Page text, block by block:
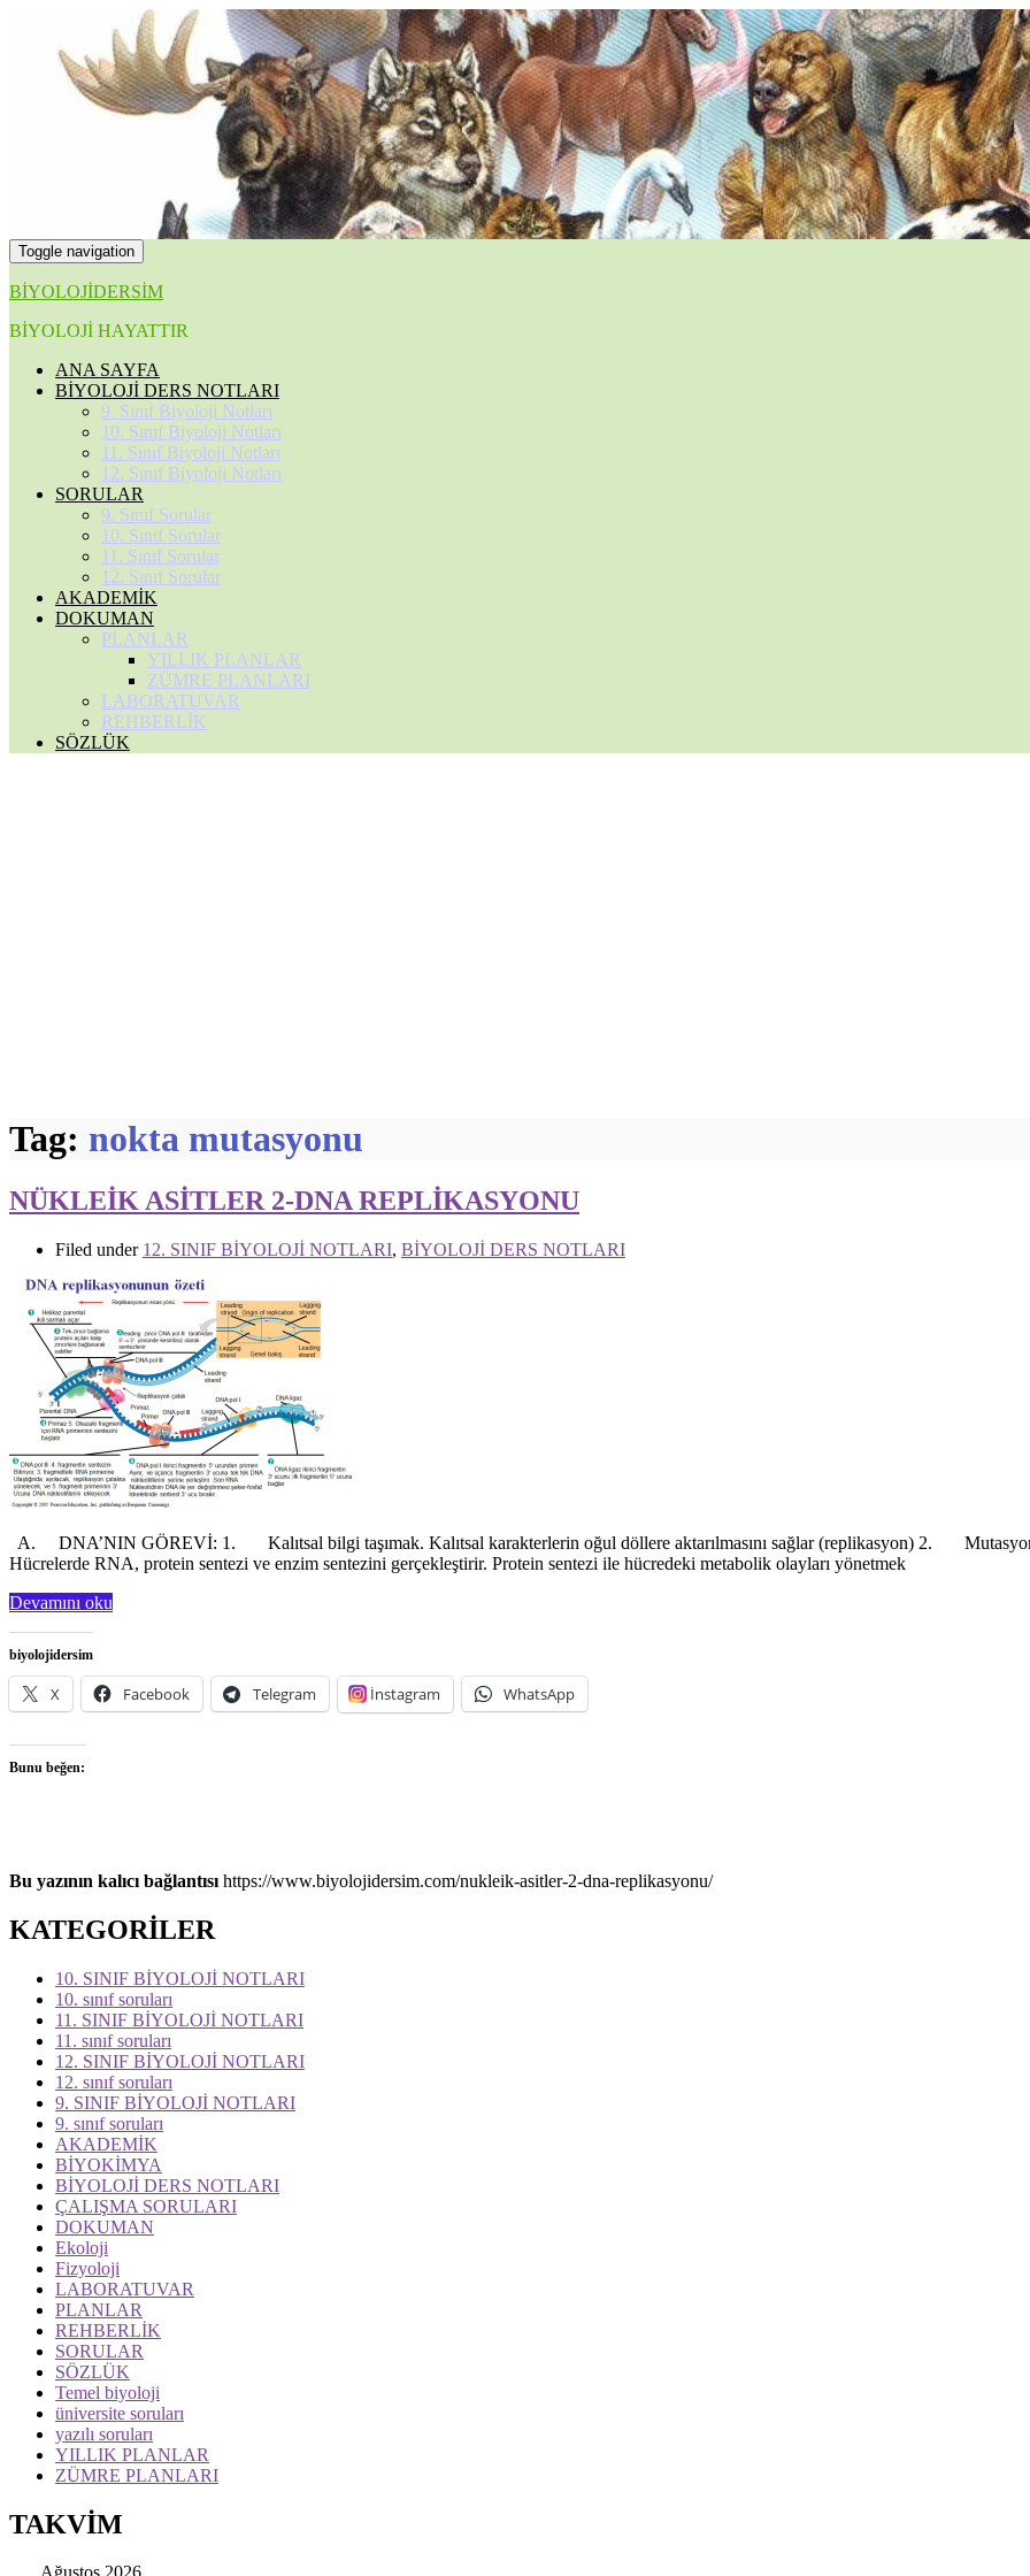
Toggle navigation
BİYOLOJİDERSİM
BİYOLOJİ HAYATTIR
ANA SAYFA
BİYOLOJİ DERS NOTLARI
9. Sınıf Biyoloji Notları
10. Sınıf Biyoloji Notları
11. Sınıf Biyoloji Notları
12. Sınıf Biyoloji Notları
SORULAR
9. Sınıf Sorular
10. Sınıf Sorular
11. Sınıf Sorular
12. Sınıf Sorular
AKADEMİK
DOKUMAN
PLANLAR
YILLIK PLANLAR
ZÜMRE PLANLARI
LABORATUVAR
REHBERLİK
SÖZLÜK
Tag: nokta mutasyonu
NÜKLEİK ASİTLER 2-DNA REPLİKASYONU
Filed under 12. SINIF BİYOLOJİ NOTLARI, BİYOLOJİ DERS NOTLARI
A. DNA’NIN GÖREVİ: 1. Kalıtsal bilgi taşımak. Kalıtsal karakterlerin oğul döllere aktarılmasını sağlar (replikasyon) 2.
Hücrelerde RNA, protein sentezi ve enzim sentezini gerçekleştirir. Protein sentezi ile hücredeki metabolik olayları yönetmek
Devamını oku
biyolojidersim
X Facebook Telegram İnstagram WhatsApp
Bunu beğen:
Bu yazının kalıcı bağlantısı https://www.biyolojidersim.com/nukleik-asitler-2-dna-replikasyonu/
KATEGORİLER
10. SINIF BİYOLOJİ NOTLARI
10. sınıf soruları
11. SINIF BİYOLOJİ NOTLARI
11. sınıf soruları
12. SINIF BİYOLOJİ NOTLARI
12. sınıf soruları
9. SINIF BİYOLOJİ NOTLARI
9. sınıf soruları
AKADEMİK
BİYOKİMYA
BİYOLOJİ DERS NOTLARI
ÇALIŞMA SORULARI
DOKUMAN
Ekoloji
Fizyoloji
LABORATUVAR
PLANLAR
REHBERLİK
SORULAR
SÖZLÜK
Temel biyoloji
üniversite soruları
yazılı soruları
YILLIK PLANLAR
ZÜMRE PLANLARI
TAKVİM